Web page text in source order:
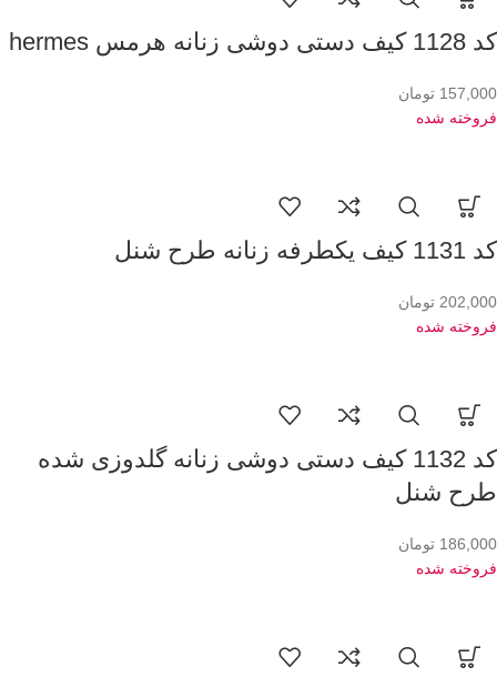
کد 1128 کیف دستی دوشی زنانه هرمس hermes
157,000 تومان
فروخته شده
کد 1131 کیف یکطرفه زنانه طرح شنل
202,000 تومان
فروخته شده
کد 1132 کیف دستی دوشی زنانه گلدوزی شده
طرح شنل
186,000 تومان
فروخته شده